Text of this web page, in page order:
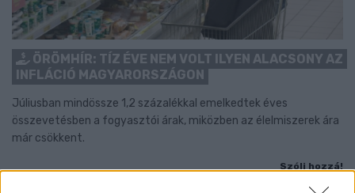
ÖRÖMHÍR: TÍZ ÉVE NEM VOLT ILYEN ALACSONY AZ
INFLÁCIÓ MAGYARORSZÁGON
Júliusban mindössze 1,2 százalékkal emelkedtek éves
összevetésben a fogyasztói árak, miközben az élelmiszerek ára
már csökkent.
Szólj hozzá!